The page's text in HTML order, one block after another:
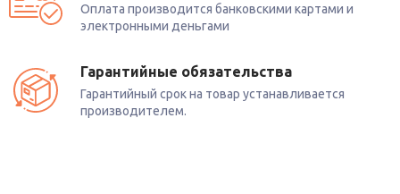
Оплата производится банковскими картами и
электронными деньгами
Гарантийные обязательства
Гарантийный срок на товар устанавливается
производителем.